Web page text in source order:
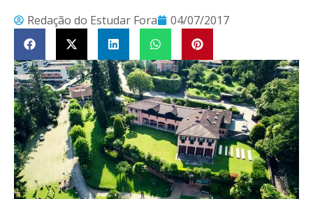
Redação do Estudar Fora 04/07/2017